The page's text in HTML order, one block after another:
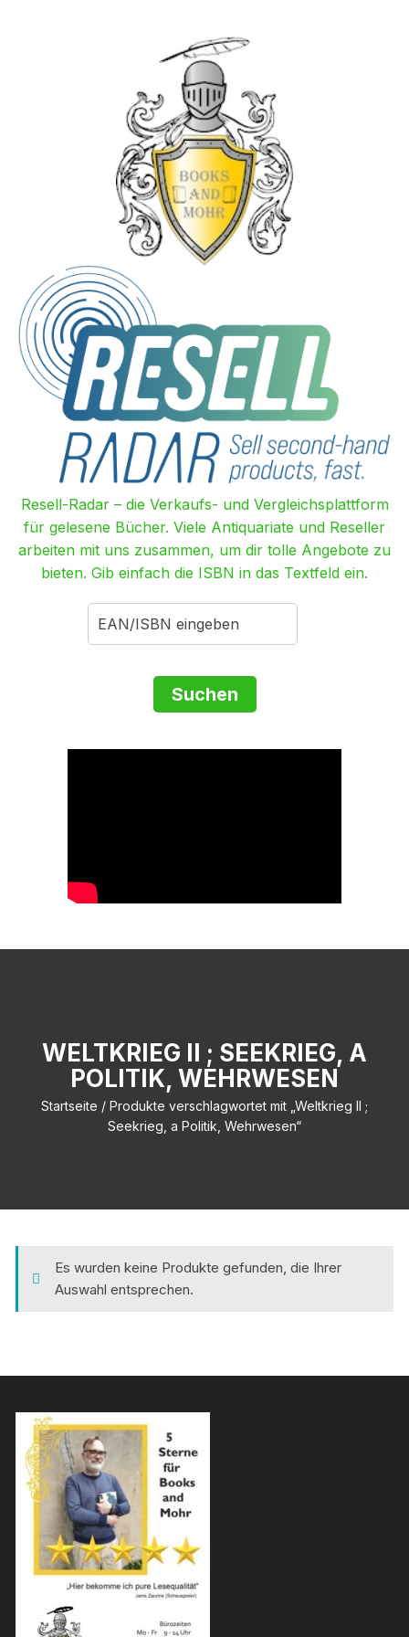
Resell-Radar – die Verkaufs- und Vergleichsplattform
für gelesene Bücher. Viele Antiquariate und Reseller
arbeiten mit uns zusammen, um dir tolle Angebote zu
bieten. Gib einfach die ISBN in das Textfeld ein.
WELTKRIEG II ; SEEKRIEG, A
POLITIK, WEHRWESEN
Startseite / Produkte verschlagwortet mit „Weltkrieg II ;
Seekrieg, a Politik, Wehrwesen“
Es wurden keine Produkte gefunden, die Ihrer
Auswahl entsprechen.